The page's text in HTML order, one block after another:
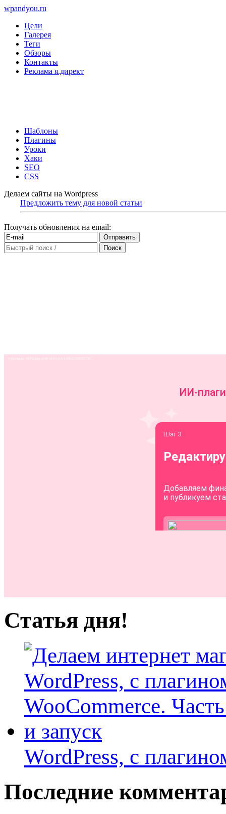
wpandyou.ru
Цели
Галерея
Теги
Обзоры
Контакты
Реклама я.директ
Шаблоны
Плагины
Уроки
Хаки
SEO
CSS
Делаем сайты на Wordpress
Предложить тему для новой статьи
Получать обновления на email:
Статья дня!
WordPress, с
Последние